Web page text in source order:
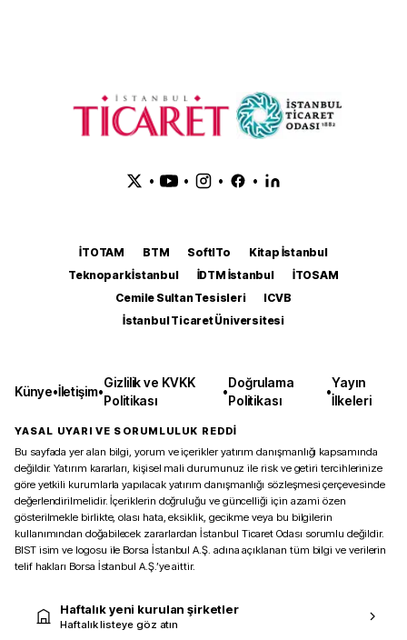
• • • •
İTOTAM BTM SoftITo
Kitap İstanbul
Teknopark İstanbul
İDTM İstanbul
İTOSAM
Cemile Sultan Tesisleri
ICVB
İstanbul Ticaret Üniversitesi
Künye•İletişim•
Gizlilik ve KVKK
Politikası
•
Doğrulama
Politikası
•
Yayın
İlkeleri
YASAL UYARI VE SORUMLULUK REDDİ
Bu sayfada yer alan bilgi, yorum ve içerikler yatırım danışmanlığı kapsamında
değildir. Yatırım kararları, kişisel mali durumunuz ile risk ve getiri tercihlerinize
göre yetkili kurumlarla yapılacak yatırım danışmanlığı sözleşmesi çerçevesinde
değerlendirilmelidir. İçeriklerin doğruluğu ve güncelliği için azami özen
gösterilmekle birlikte, olası hata, eksiklik, gecikme veya bu bilgilerin
kullanımından doğabilecek zararlardan İstanbul Ticaret Odası sorumlu değildir.
BIST isim ve logosu ile Borsa İstanbul A.Ş. adına açıklanan tüm bilgi ve verilerin
telif hakları Borsa İstanbul A.Ş.’ye aittir.
Haftalık yeni kurulan şirketler
Haftalık listeye göz atın